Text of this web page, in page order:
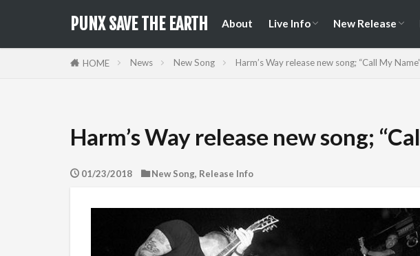
PUNX SAVE THE EARTH About Live Info New Release
HOME News New Song Harm’s Way release new song; “Call My Name”
Harm’s Way release new song;
01/23/2018 New Song, Release Info